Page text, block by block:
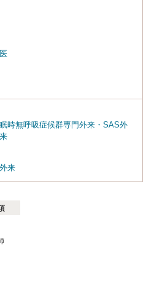
時無呼吸症候群専門外来・SAS外
来